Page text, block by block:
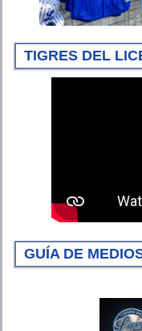
TIGRES DEL
GUÍA DE